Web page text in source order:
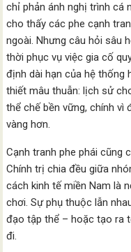
chỉ phản ánh nghị trình cá
cho thấy các phe cạnh
ngoài. Nhưng câu hỏi sâu
thời phục vụ việc gia cố
định dài hạn của hệ thống
thiết mâu thuẫn: lịch sử
thể chế bền vững, chính vì
vàng hơn.
Cạnh tranh phe phái cũng
Chính trị chia đều giữa
cách kinh tế miền Nam là
chơi. Sự phụ thuộc lẫn
đạo tập thể – hoặc tạo ra
đi.